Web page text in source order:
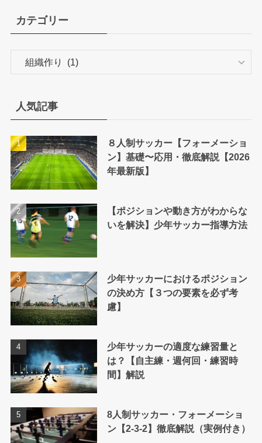
カテゴリー
ー
人気記事
８人制サッカー【フォーメーショ
ン】基礎〜応用・徹底解説【2026
年最新版】
【ポジションや動き方がわからな
いを解決】少年サッカー指導方法
少年サッカーにおけるポジション
の決め方【３つの要素を必ず考
慮】
少年サッカーの適度な練習量と
は？【自主練・週何回・練習時
間】解説
8人制サッカー・フォーメーショ
ン【2-3-2】徹底解説（実例付き）